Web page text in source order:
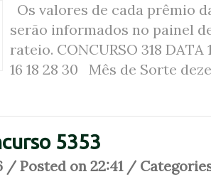
Os valores de cada prêmio
serão informados no painel
rateio. CONCURSO 318
16 18 28 30 Mês de Sorte
5353
/ Posted on 22:41 /